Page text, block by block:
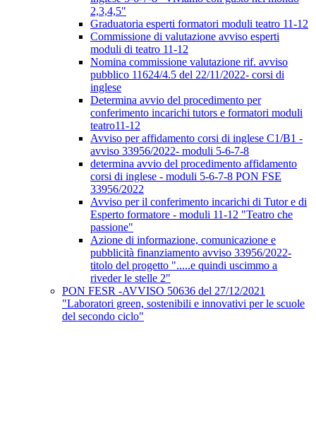
2,3,4,5"
Graduatoria esperti formatori moduli teatro 11-12
Commissione di valutazione avviso esperti
moduli di teatro 11-12
Nomina commissione valutazione rif. avviso
pubblico 11624/4.5 del 22/11/2022- corsi di
inglese
Determina avvio del procedimento per
conferimento incarichi tutors e formatori moduli
teatro11-12
Avviso per affidamento corsi di inglese C1/B1 -
avviso 33956/2022- moduli 5-6-7-8
determina avvio del procedimento affidamento
corsi di inglese - moduli 5-6-7-8 PON FSE
33956/2022
Avviso per il conferimento incarichi di Tutor e di
Esperto formatore - moduli 11-12 "Teatro che
passione"
Azione di informazione, comunicazione e
pubblicità finanziamento avviso 33956/2022-
titolo del progetto ".....e quindi uscimmo a
riveder le stelle 2"
PON FESR -AVVISO 50636 del 27/12/2021
"Laboratori green, sostenibili e innovativi per le scuole
del secondo ciclo"